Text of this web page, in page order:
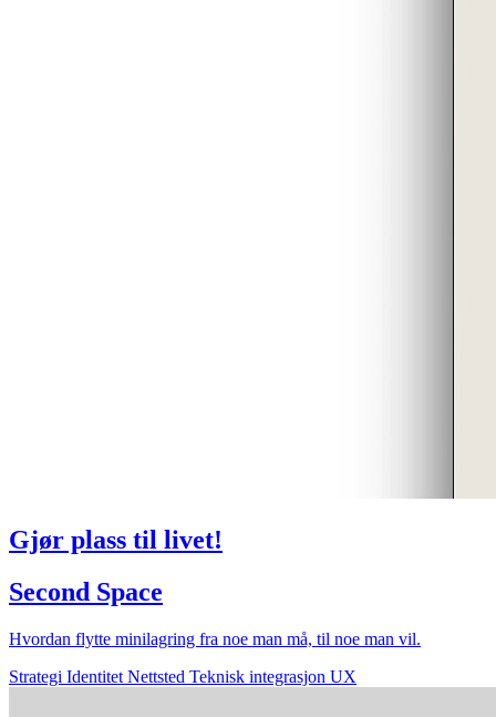
Gjør plass til livet!
Second Space
Hvordan flytte minilagring fra noe man må, til noe man vil.
Strategi Identitet Nettsted Teknisk integrasjon UX